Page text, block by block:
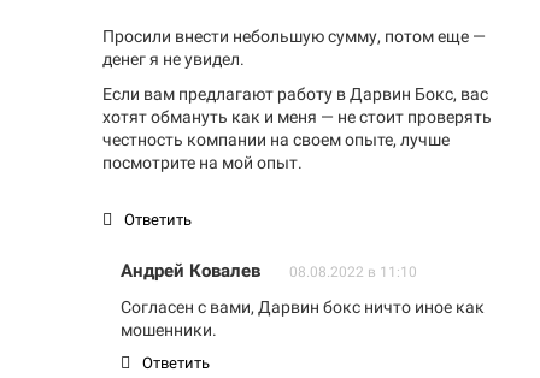
Просили внести небольшую сумму, потом еще —
денег я не увидел.
Если вам предлагают работу в Дарвин Бокс, вас
хотят обмануть как и меня — не стоит проверять
честность компании на своем опыте, лучше
посмотрите на мой опыт.
Ответить
Андрей Ковалев 08.08.2022 в 11:10
Согласен с вами, Дарвин бокс ничто иное как
мошенники.
Ответить